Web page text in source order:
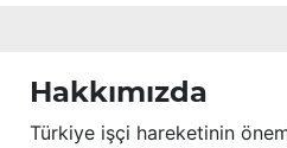
Hakkımızda
Türkiye işçi hareketinin